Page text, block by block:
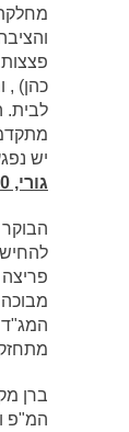
כהן) ,
לבית.
יש
גורי, 2010, 1950)
הבוקר
המג"ד
ברן
המ"פ